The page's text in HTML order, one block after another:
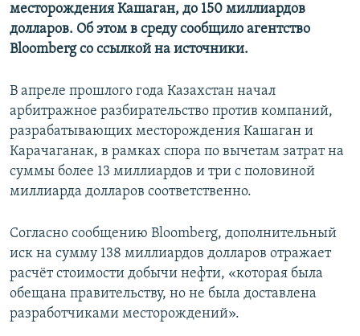
месторождения Кашаган, до 150 миллиардов
долларов. Об этом в среду сообщило агентство
Bloomberg со ссылкой на источники.
В апреле прошлого года Казахстан начал
арбитражное разбирательство против компаний,
разрабатывающих месторождения Кашаган и
Карачаганак, в рамках спора по вычетам затрат на
суммы более 13 миллиардов и три с половиной
миллиарда долларов соответственно.
Согласно сообщению Bloomberg, дополнительный
иск на сумму 138 миллиардов долларов отражает
расчёт стоимости добычи нефти, «которая была
обещана правительству, но не была доставлена
разработчиками месторождений».